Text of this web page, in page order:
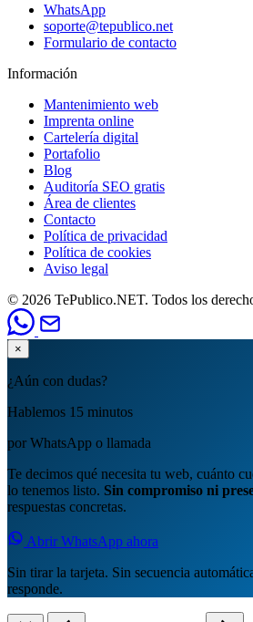
WhatsApp
soporte@tepublico.net
Formulario de contacto
Información
Mantenimiento web
Imprenta online
Cartelería digital
Portafolio
Blog
Auditoría SEO gratis
Área de clientes
Contacto
Política de privacidad
Política de cookies
Aviso legal
© 2026 TePublico.NET. Todos los
×
¿Aún con dudas?
Hablemos 15 minutos
por WhatsApp o llamada
Te decimos qué necesita tu web, cuánto
lo tenemos listo. Sin compromiso ni
respuestas concretas.
Abrir WhatsApp ahora
Sin tirar la tarjeta. Sin secuencia
responde.